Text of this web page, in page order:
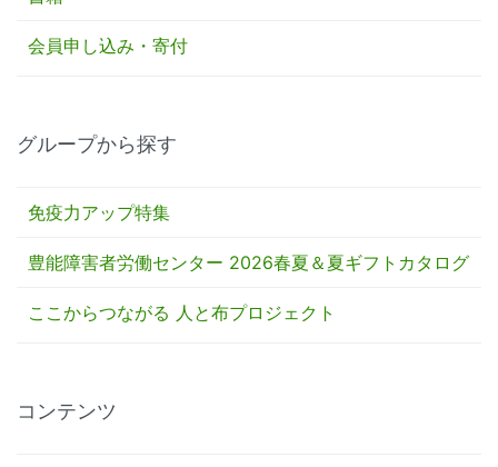
会員申し込み・寄付
グループから探す
免疫力アップ特集
豊能障害者労働センター 2026春夏＆夏ギフトカタログ
ここからつながる 人と布プロジェクト
コンテンツ